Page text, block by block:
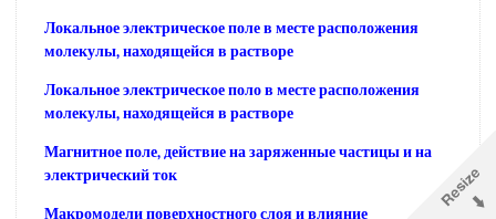
Локальное электрическое поле в месте расположения
молекулы, находящейся в растворе
Локальное электрическое поло в месте расположения
молекулы, находящейся в растворе
Магнитное поле, действие на заряженные частицы и на
электрический ток
Макромодели поверхностного слоя и влияние